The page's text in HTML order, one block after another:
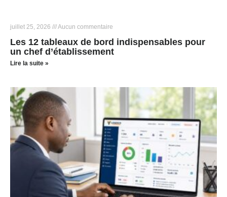
juillet 25, 2026 Aucun commentaire
Les 12 tableaux de bord indispensables pour
un chef d’établissement
Lire la suite »